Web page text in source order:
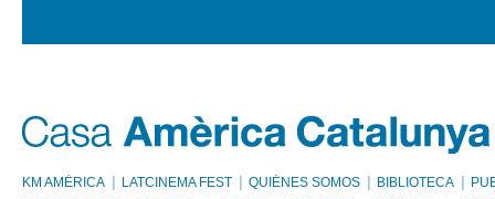
KM AMÈRICA LATCINEMA FEST QUIÉNES SOMOS BIBLIOTECA